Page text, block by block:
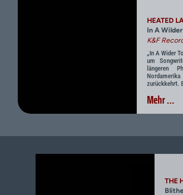
HEATED
In A
K&F
„In A Wider
um
längeren
zurückkehrt.
Mehr ...
THE